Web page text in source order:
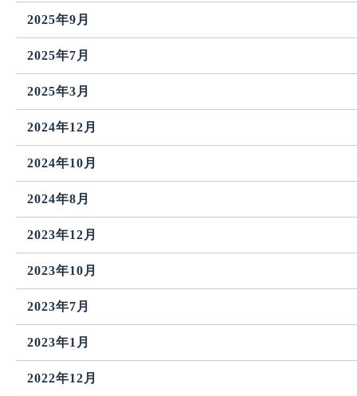
2025年9月
2025年7月
2025年3月
2024年12月
2024年10月
2024年8月
2023年12月
2023年10月
2023年7月
2023年1月
2022年12月